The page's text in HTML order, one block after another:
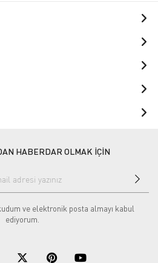
HABERDAR OLMAK İÇİN
ve elektronik posta almayı kabul
ediyorum.